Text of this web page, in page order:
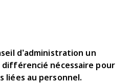
d’administration un
différencié nécessaire pour
liées au personnel.